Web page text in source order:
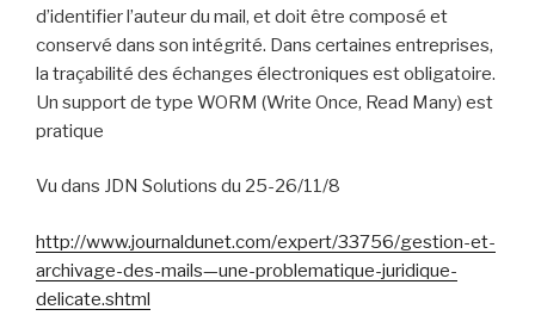
d’identifier l’auteur du mail, et doit être composé et
conservé dans son intégrité. Dans certaines entreprises,
la traçabilité des échanges électroniques est obligatoire.
Un support de type WORM (Write Once, Read Many) est
pratique
Vu dans JDN Solutions du 25-26/11/8
http://www.journaldunet.com/expert/33756/gestion-et-
archivage-des-mails—une-problematique-juridique-
delicate.shtml